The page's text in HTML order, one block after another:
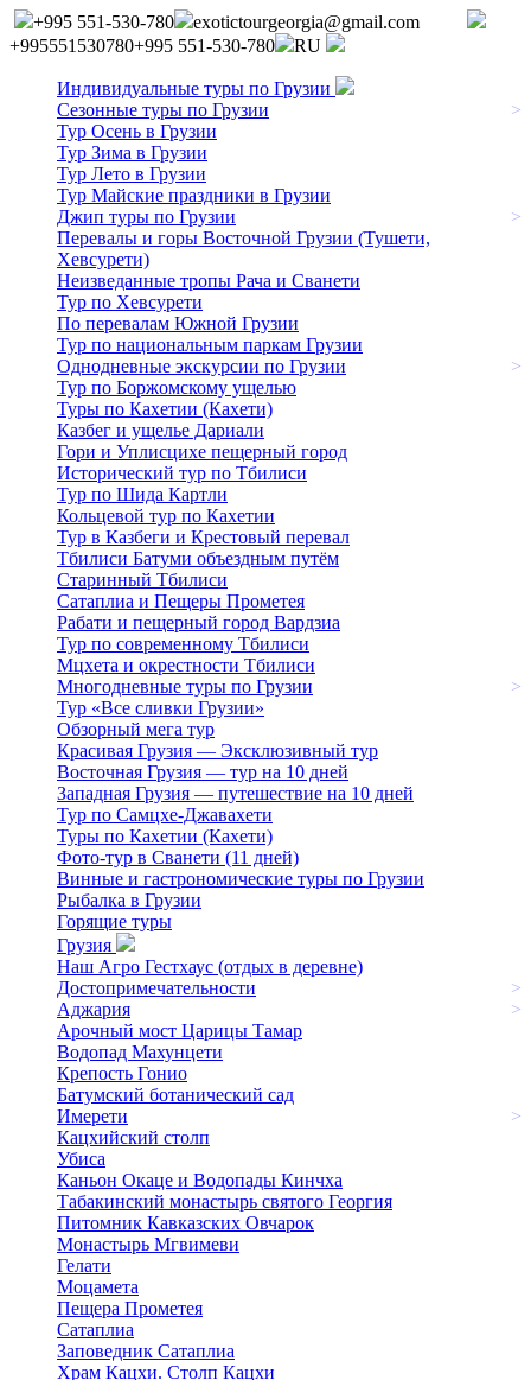
+995 551-530-780
exotictourgeorgia@gmail.com
+995551530780+995 551-530-780 RU
Индивидуальные туры по Грузии
Сезонные туры по Грузии
>
Тур Осень в Грузии
Тур Зима в Грузии
Тур Лето в Грузии
Тур Майские праздники в Грузии
Джип туры по Грузии
>
Перевалы и горы Восточной Грузии (Тушети,
Хевсурети)
Неизведанные тропы Рача и Сванети
Тур по Хевсурети
По перевалам Южной Грузии
Тур по национальным паркам Грузии
Однодневные экскурсии по Грузии
>
Тур по Боржомскому ущелью
Туры по Кахетии (Кахети)
Казбег и ущелье Дариали
Гори и Уплисцихе пещерный город
Исторический тур по Тбилиси
Тур по Шида Картли
Кольцевой тур по Кахетии
Тур в Казбеги и Крестовый перевал
Тбилиси Батуми объездным путём
Старинный Тбилиси
Сатаплиа и Пещеры Прометея
Рабати и пещерный город Вардзиа
Тур по современному Тбилиси
Мцхета и окрестности Тбилиси
Многодневные туры по Грузии
>
Тур «Все сливки Грузии»
Обзорный мега тур
Красивая Грузия — Эксклюзивный тур
Восточная Грузия — тур на 10 дней
Западная Грузия — путешествие на 10 дней
Тур по Самцхе-Джавахети
Туры по Кахетии (Кахети)
Фото-тур в Сванети (11 дней)
Винные и гастрономические туры по Грузии
Рыбалка в Грузии
Горящие туры
Грузия
Наш Агро Гестхаус (отдых в деревне)
Достопримечательности
>
Аджария
>
Арочный мост Царицы Тамар
Водопад Махунцети
Крепость Гонио
Батумский ботанический сад
Имерети
>
Кацхийский столп
Убиса
Каньон Окаце и Водопады Кинчха
Табакинский монастырь святого Георгия
Питомник Кавказских Овчарок
Монастырь Мгвимеви
Гелати
Моцамета
Пещера Прометея
Сатаплиа
Заповедник Сатаплиа
Храм Кацхи. Столп Кацхи